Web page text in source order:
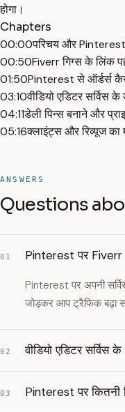
होगा।
Chapters
00:00परिचय और Pinterest
00:50Fiverr गिग्स के लिंक
01:50Pinterest से ऑर्डर्स
03:10वीडियो एडिटर सर्विस के
04:11डेली पिन्स बनाने और
05:16क्लाइंट्स और रिव्यूज का
ANSWERS
Questions
01 Pinterest पर Fiverr
Pinterest पर अपनी
जोड़कर आप ट्रैफिक बढ़ा
02 वीडियो एडिटर सर्विस
03 Pinterest पर कितनी